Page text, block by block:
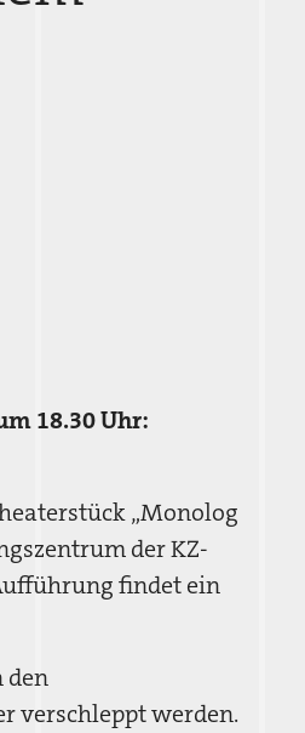
18.30 Uhr:
„Monolog
der KZ-
findet ein
den
verschleppt werden.